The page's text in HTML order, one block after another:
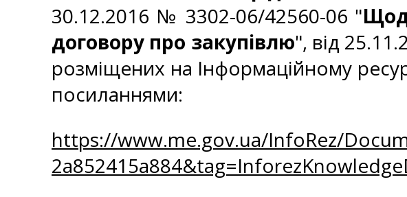
30.12.2016 № 3302-06/42560-06 "
договору про закупівлю", від
розміщених на Інформаційному
посиланнями:
https://www.me.gov.ua/InfoRez/